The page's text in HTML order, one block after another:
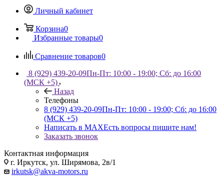
Личный кабинет
Корзина0
Избранные товары0
Сравнение товаров0
8 (929) 439-20-09Пн-Пт: 10:00 - 19:00; Сб: до 16:00
(МСК +5)
Назад
Телефоны
8 (929) 439-20-09Пн-Пт: 10:00 - 19:00; Сб: до 16:00
(МСК +5)
Написать в MAXЕсть вопросы пишите нам!
Заказать звонок
Контактная информация
г. Иркутск, ул. Ширямова, 2в/1
irkutsk@akva-motors.ru